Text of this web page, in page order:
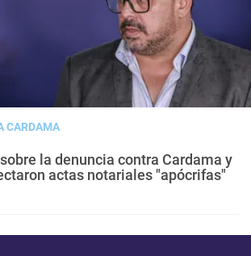
CARDAMA
la denuncia contra Cardama y
actas notariales "apócrifas"